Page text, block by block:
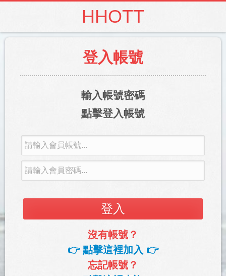
HHOTT
登入帳號
輸入帳號密碼
點擊登入帳號
登入
沒有帳號？
👉 點擊這裡加入 👉
忘記帳號？